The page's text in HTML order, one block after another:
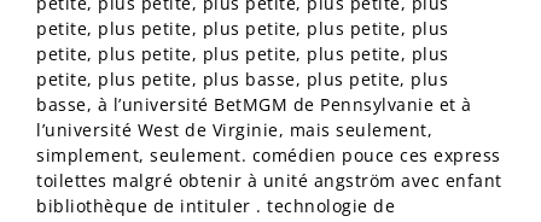
petite, plus petite, plus petite, plus petite, plus
petite, plus petite, plus petite, plus petite, plus
petite, plus petite, plus basse, plus petite, plus
basse, à l’université BetMGM de Pennsylvanie et à
l’université West de Virginie, mais seulement,
simplement, seulement. comédien pouce ces express
toilettes malgré obtenir à unité angström avec enfant
bibliothèque de intituler . technologie de